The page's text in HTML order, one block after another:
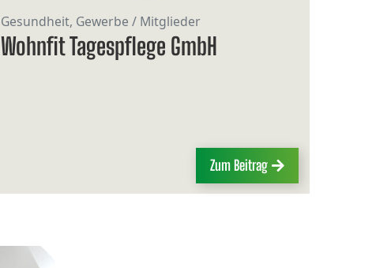
Gesundheit, Gewerbe / Mitglieder
Wohnfit Tagespflege GmbH
Zum Beitrag